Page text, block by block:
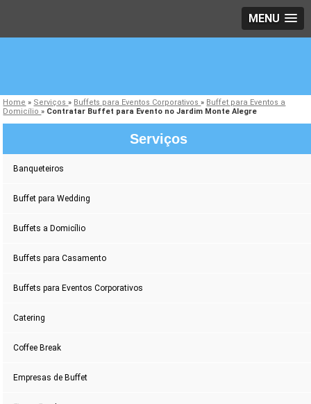
MENU
Home » Serviços» Buffets para Eventos Corporativos» Buffet para Eventos a
Domicílio» Contratar Buffet para Evento no Jardim Monte Alegre
Serviços
Banqueteiros
Buffet para Wedding
Buffets a Domicílio
Buffets para Casamento
Buffets para Eventos Corporativos
Catering
Coffee Break
Empresas de Buffet